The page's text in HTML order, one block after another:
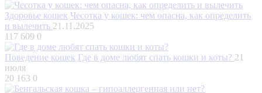
Здоровье кошек Чесотка у кошек: чем опасна, как определить
и вылечить 21.11.2025
117 609 0
Поведение кошек Где в доме любят спать кошки и коты? 21
июля
20 163 0